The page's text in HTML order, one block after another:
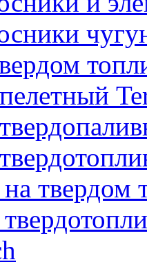
твердом